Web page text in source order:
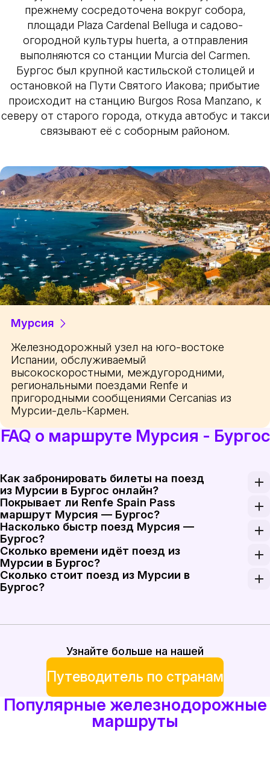
прежнему сосредоточена вокруг собора,
площади Plaza Cardenal Belluga и садово-
огородной культуры huerta, а отправления
выполняются со станции Murcia del Carmen.
Бургос был крупной кастильской столицей и
остановкой на Пути Святого Иакова; прибытие
происходит на станцию Burgos Rosa Manzano, к
северу от старого города, откуда автобус и такси
связывают её с соборным районом.
Мурсия
Железнодорожный узел на юго-востоке
Испании, обслуживаемый
высокоскоростными, междугородними,
региональными поездами Renfe и
пригородными сообщениями Cercanias из
Мурсии-дель-Кармен.
FAQ о маршруте Мурсия - Бургос
Как забронировать билеты на поезд
из Мурсии в Бургос онлайн?
Бронируйте билеты на поезд Мурсия — Бургос на
Покрывает ли Renfe Spain Pass
маршрут Мурсия — Бургос?
Renfe Spain Pass можно использовать на
Насколько быстр поезд Мурсия —
Бургос?
Поезда AVE, используемые на участке Мурсия —
Сколько времени идёт поезд из
Мурсии в Бургос?
Самые быстрые маршруты Мурсия — Бургос
Сколько стоит поезд из Мурсии в
Бургос?
Узнайте больше на нашей
Путеводитель по странам
Популярные железнодорожные
маршруты